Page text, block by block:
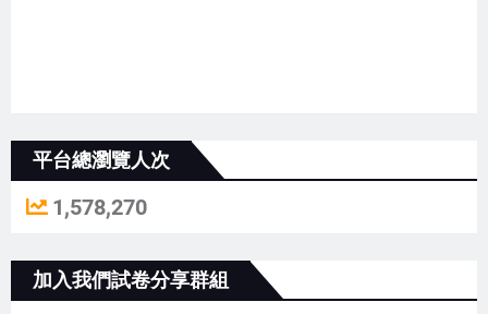
平台總瀏覽人次
1,578,270
加入我們試卷分享群組